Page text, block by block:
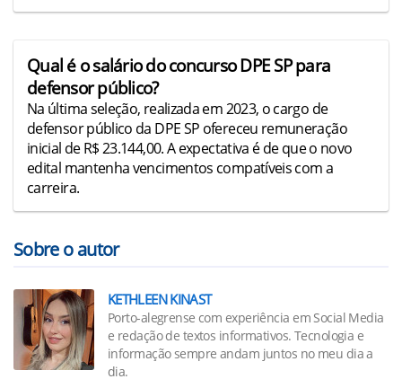
Qual é o salário do concurso DPE SP para
defensor público?
Na última seleção, realizada em 2023, o cargo de
defensor público da DPE SP ofereceu remuneração
inicial de R$ 23.144,00. A expectativa é de que o novo
edital mantenha vencimentos compatíveis com a
carreira.
Sobre o autor
KETHLEEN KINAST
Porto-alegrense com experiência em Social Media
e redação de textos informativos. Tecnologia e
informação sempre andam juntos no meu dia a
dia.